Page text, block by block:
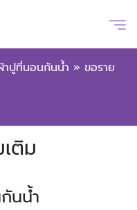
าปูที่นอนกันน้ำ » ขอราย
ติม
นน้ำ